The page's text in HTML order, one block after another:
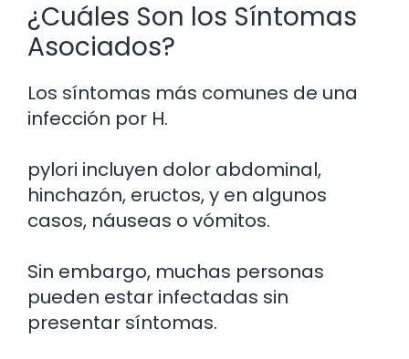
¿Cuáles Son los Síntomas
Asociados?
Los síntomas más comunes de una
infección por H.
pylori incluyen dolor abdominal,
hinchazón, eructos, y en algunos
casos, náuseas o vómitos.
Sin embargo, muchas personas
pueden estar infectadas sin
presentar síntomas.